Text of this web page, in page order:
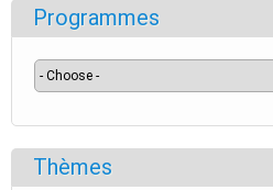
Programmes
Thèmes